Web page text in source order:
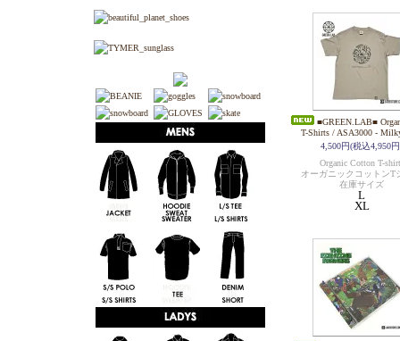
■GREEN.LAB■
T-Shirts / ASA3000 -
4,500円(税込4,950
Organic Cotton T-
オーガニックコットンT
在庫サイズ
L
XL